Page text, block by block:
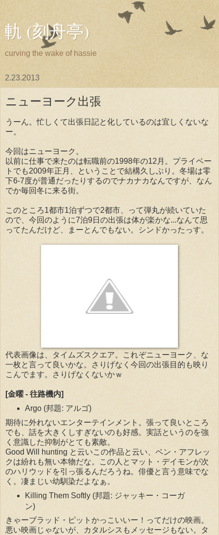
軌 (刻舟亭)
curving the wake of hassie
2.23.2013
ニューヨーク出張
うーん。忙しくて出張日記と化しているのは宜しくないな
ー。
今回はニューヨーク。
以前に仕事で来たのは転職前の1998年の12月。プライベー
トでも2009年正月、ということで結構久しぶり。冬場は零
下6-7度が普通だったりするのでナカナカなんですが、なん
でか毎回冬に来る街。
このところ1都市1泊ずつで2都市、って弾丸が続いていた
ので、今回のように7泊9日の出張は体が楽かな...なんて思
ってたんだけど、まーとんでもない。シンドかったっす。
代表画像は、タイムズスクエア。これぞニューヨーク、な
一枚と言って良いかな。さりげなく今回の出張目的も映り
こんでます。さりげなくないかｗ
[金曜 - 往路機内]
Argo (邦題: アルゴ)
期待に外れないエンターテインメント。張って良いところ
でも、話を大きくしすぎないのも好感。実話というのを強
く意識した抑制がとても素敵。
Good Will hunting と云いこの作品と云い、ベン・アフレッ
クは紛れも無い本物だな。この人とマット・デイモンが次
のハリウッドを引っ張るんだろうね。俳優と言う意味でな
く。凄まじい幼馴染だよなぁ。
Killing Them Softly (邦題: ジャッキー・コーガ
ン)
きゃーブラッド・ピットかっこいいー！ってだけの映画。
悪い映画じゃないが、カタルシスもメッセージもない。タ